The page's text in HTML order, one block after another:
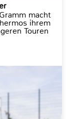
macht
ihrem
Touren